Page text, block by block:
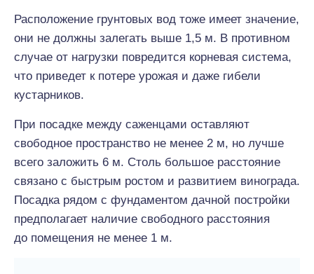
Расположение грунтовых вод тоже имеет значение,
они не должны залегать выше 1,5 м. В противном
случае от нагрузки повредится корневая система,
что приведет к потере урожая и даже гибели
кустарников.
При посадке между саженцами оставляют
свободное пространство не менее 2 м, но лучше
всего заложить 6 м. Столь большое расстояние
связано с быстрым ростом и развитием винограда.
Посадка рядом с фундаментом дачной постройки
предполагает наличие свободного расстояния
до помещения не менее 1 м.